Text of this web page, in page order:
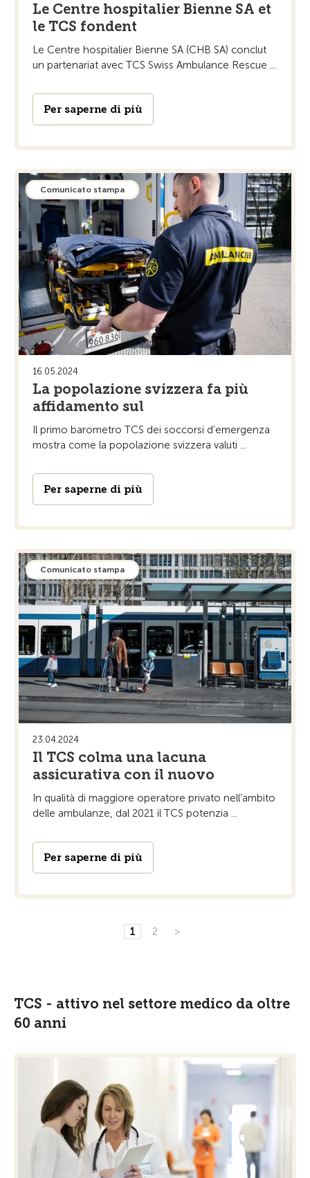
Le Centre hospitalier Bienne SA et
le TCS fondent
Le Centre hospitalier Bienne SA (CHB SA) conclut
un partenariat avec TCS Swiss Ambulance Rescue ...
Per saperne di più
Comunicato stampa
16.05.2024
La popolazione svizzera fa più
affidamento sul
Il primo barometro TCS dei soccorsi d’emergenza
mostra come la popolazione svizzera valuti ...
Per saperne di più
Comunicato stampa
23.04.2024
Il TCS colma una lacuna
assicurativa con il nuovo
In qualità di maggiore operatore privato nell’ambito
delle ambulanze, dal 2021 il TCS potenzia ...
Per saperne di più
1 2 >
TCS - attivo nel settore medico da oltre
60 anni